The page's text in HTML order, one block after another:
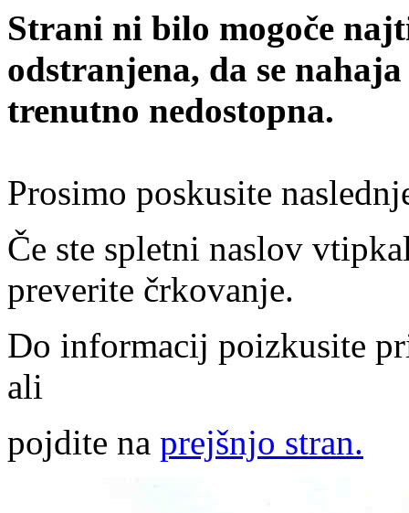
Strani ni bilo mogoče
odstranjena, da se
trenutno nedostopna.
Prosimo poskusite
Če ste spletni naslov
preverite črkovanje.
Do informacij poizkusite
ali
pojdite na prejšnjo stran.